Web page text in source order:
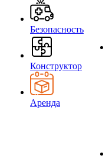
Безопасность
Конструктор
Аренда